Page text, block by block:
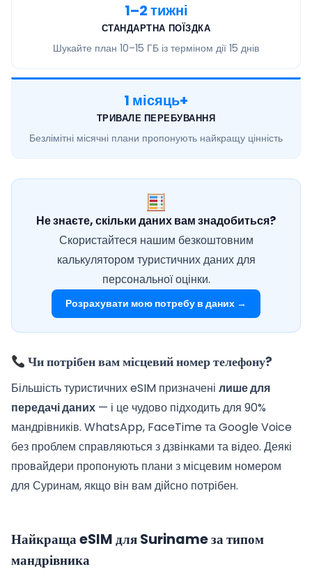
1–2 тижні
СТАНДАРТНА ПОЇЗДКА
Шукайте план 10–15 ГБ із терміном дії 15 днів
1 місяць+
ТРИВАЛЕ ПЕРЕБУВАННЯ
Безлімітні місячні плани пропонують найкращу цінність
Не знаєте, скільки даних вам знадобиться?
Скористайтеся нашим безкоштовним
калькулятором туристичних даних для
персональної оцінки.
Розрахувати мою потребу в даних →
Чи потрібен вам місцевий номер телефону?
Більшість туристичних eSIM призначені лише для
передачі даних — і це чудово підходить для 90%
мандрівників. WhatsApp, FaceTime та Google Voice
без проблем справляються з дзвінками та відео. Деякі
провайдери пропонують плани з місцевим номером
для Суринам, якщо він вам дійсно потрібен.
Найкраща eSIM для Suriname за типом
мандрівника